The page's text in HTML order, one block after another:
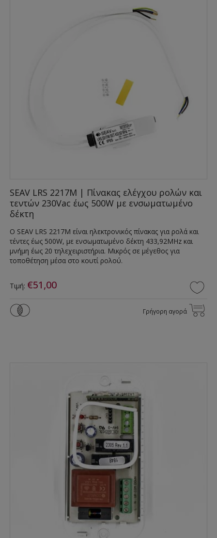
SEAV LRS 2217M | Πίνακας ελέγχου ρολών και
τεντών 230Vac έως 500W με ενσωματωμένο
δέκτη
Ο SEAV LRS 2217M είναι ηλεκτρονικός πίνακας για ρολά και
τέντες έως 500W, με ενσωματωμένο δέκτη 433,92MHz και
μνήμη έως 20 τηλεχειριστήρια. Μικρός σε μέγεθος για
τοποθέτηση μέσα στο κουτί ρολού.
Τιμή: €51,00
Γρήγορη αγορά